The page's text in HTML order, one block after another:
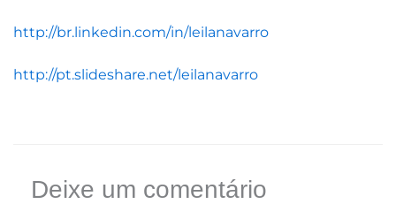
http://br.linkedin.com/in/leilanavarro
http://pt.slideshare.net/leilanavarro
Deixe um comentário